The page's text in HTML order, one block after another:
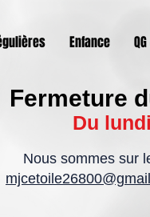
Enfance
Fermeture
Du
Nous sommes sur